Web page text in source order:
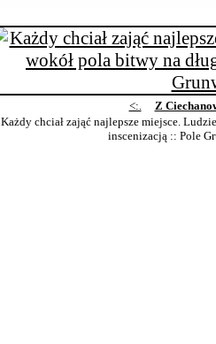
<:.
Z
Każdy chciał zająć najlepsze miejsce.
inscenizacją :: Pole